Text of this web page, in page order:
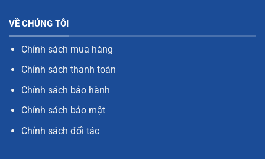
VỀ CHÚNG TÔI
Chính sách mua hàng
Chính sách thanh toán
Chính sách bảo hành
Chính sách bảo mật
Chính sách đối tác